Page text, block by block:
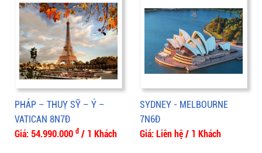
PHÁP – THUỴ SỸ – Ý –
VATICAN 8N7Đ
Giá: 54.990.000 đ / 1 Khách
SYDNEY - MELBOURNE
7N6Đ
Giá: Liên hệ / 1 Khách